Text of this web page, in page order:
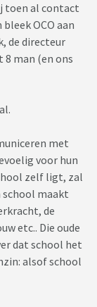
toen al contact
OCO aan
de directeur
man (en ons
met
voor hun
zelf ligt, zal
school maakt
de
etc.. Die oude
dat school het
alsof school